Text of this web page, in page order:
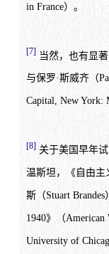
in France）。
[7] 当然，也有显著
与保罗·斯威齐（
Capital, New York:
[8] 关于美国早年试
温斯坦，《自由主
斯（Stuart
1940》（American
University of